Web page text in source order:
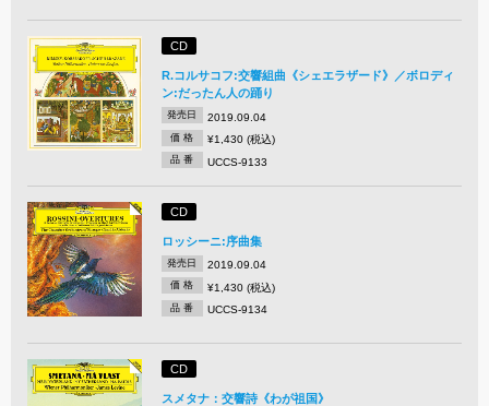
CD
R.コルサコフ:交響組曲《シェエラザード》／ボロディ
ン:だったん人の踊り
発売日 2019.09.04
価 格 ¥1,430 (税込)
品 番 UCCS-9133
CD
ロッシーニ:序曲集
発売日 2019.09.04
価 格 ¥1,430 (税込)
品 番 UCCS-9134
CD
スメタナ：交響詩《わが祖国》